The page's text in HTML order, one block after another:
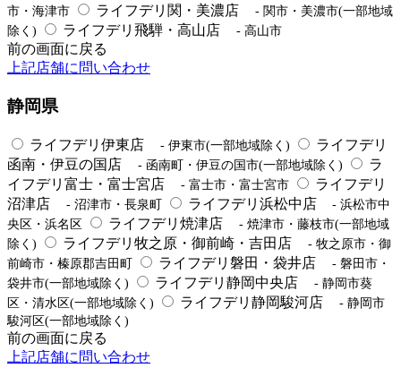
市・海津市
ライフデリ関・美濃店
- 関市・美濃市(一部地域
除く)
ライフデリ飛騨・高山店 - 高山市
前の画面に戻る
上記店舗に問い合わせ
静岡県
ライフデリ伊東店 - 伊東市(一部地域除く)
ライフデリ
函南・伊豆の国店
- 函南町・伊豆の国市(一部地域除く)
ラ
イフデリ富士・富士宮店
- 富士市・富士宮市
ライフデリ
沼津店
- 沼津市・長泉町 ライフデリ浜松中店
- 浜松市中
央区・浜名区
ライフデリ焼津店
- 焼津市・藤枝市(一部地域
除く)
ライフデリ牧之原・御前崎・吉田店
- 牧之原市・御
前崎市・榛原郡吉田町
ライフデリ磐田・袋井店
- 磐田市・
袋井市(一部地域除く)
ライフデリ静岡中央店
- 静岡市葵
区・清水区(一部地域除く)
ライフデリ静岡駿河店
- 静岡市
駿河区(一部地域除く)
前の画面に戻る
上記店舗に問い合わせ